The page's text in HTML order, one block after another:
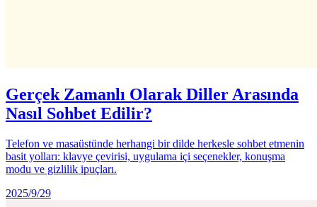
Gerçek Zamanlı Olarak Diller Arasında
Nasıl Sohbet Edilir?
Telefon ve masaüstünde herhangi bir dilde herkesle sohbet etmenin
basit yolları: klavye çevirisi, uygulama içi seçenekler, konuşma
modu ve gizlilik ipuçları.
2025/9/29